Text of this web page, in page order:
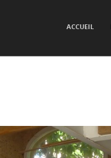
ACCUEIL